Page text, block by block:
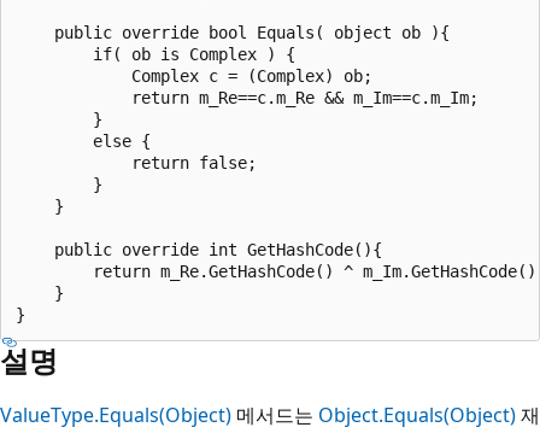
    public override bool Equals( object ob ){
        if( ob is Complex ) {
            Complex c = (Complex) ob;
            return m_Re==c.m_Re && m_Im==c.m_Im;
        }
        else {
            return false;
        }
    }
    public override int GetHashCode(){
return m_Re.GetHashCode() ^
    }
설명
ValueType.Equals(Object) 메서드는 Object.Equals(Object)재